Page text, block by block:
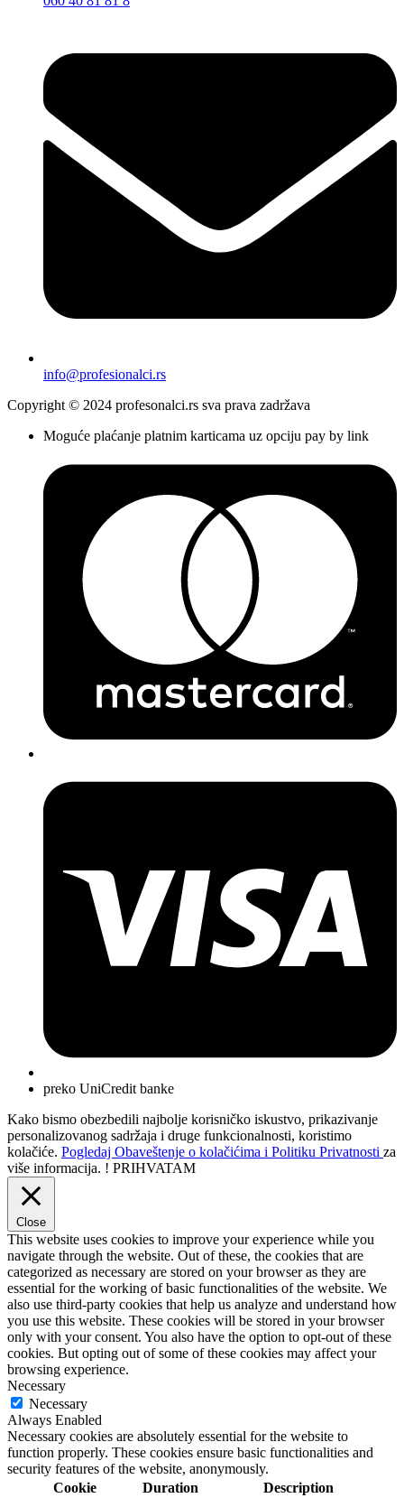
info@profesionalci.rs
Copyright © 2024 profesonalci.rs sva prava zadržava
Moguće plaćanje platnim karticama uz opciju pay by link
preko UniCredit banke
Kako bismo obezbedili najbolje korisničko iskustvo, prikazivanje
personalizovanog sadržaja i druge funkcionalnosti, koristimo
kolačiće. Pogledaj Obaveštenje o kolačićima i Politiku Privatnosti za
više informacija. ! PRIHVATAM
Close
This website uses cookies to improve your experience while you
navigate through the website. Out of these, the cookies that are
categorized as necessary are stored on your browser as they are
essential for the working of basic functionalities of the website. We
also use third-party cookies that help us analyze and understand how
you use this website. These cookies will be stored in your browser
only with your consent. You also have the option to opt-out of these
cookies. But opting out of some of these cookies may affect your
browsing experience.
Necessary
Necessary
Always Enabled
Necessary cookies are absolutely essential for the website to
function properly. These cookies ensure basic functionalities and
security features of the website, anonymously.
Cookie
Duration Description